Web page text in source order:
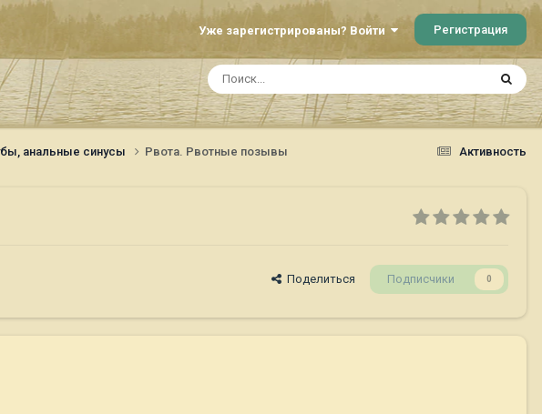
Уже зарегистрированы? Войти Регистрация
Активность
анальные синусы Рвота. Рвотные позывы
Поделиться Подписчики 0